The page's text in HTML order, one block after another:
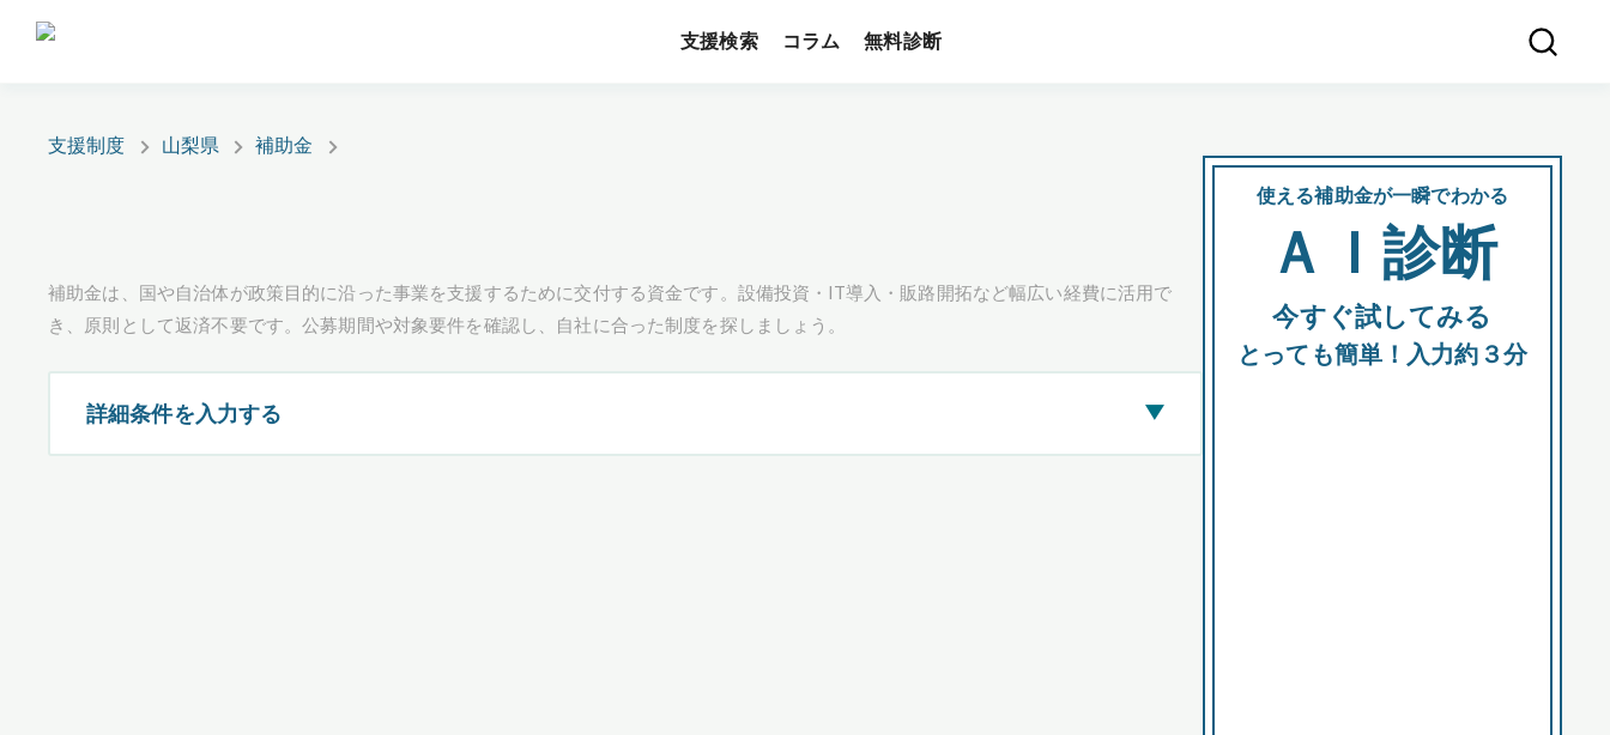
支援検索 コラム 無料診断
支援制度 山梨県 補助金
補助金は、国や自治体が政策目的に沿った事業を支援するために交付する資金です。設備投資・IT導入・販路開拓など幅広い経費に活用で
き、原則として返済不要です。公募期間や対象要件を確認し、自社に合った制度を探しましょう。
詳細条件を入力する ▶
使える補助金が一瞬でわかる
ＡＩ診断
今すぐ試してみる
とっても簡単！入力約３分